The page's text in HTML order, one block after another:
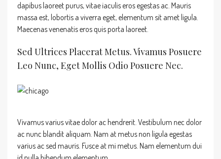
dapibus laoreet purus, vitae iaculis eros egestas ac. Mauris
massa est, lobortis a viverra eget, elementum sit amet ligula.
Maecenas venenatis eros quis porta laoreet.
Sed Ultrices Placerat Metus. Vivamus Posuere
Leo Nunc, Eget Mollis Odio Posuere Nec.
Vivamus varius vitae dolor ac hendrerit. Vestibulum nec dolor
ac nunc blandit aliquam. Nam at metus non ligula egestas
varius ac sed mauris. Fusce at mi metus. Nam elementum dui